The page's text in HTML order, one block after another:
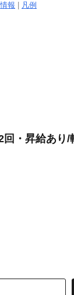
情報 凡例
・昇給あり/